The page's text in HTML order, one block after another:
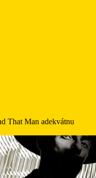
That Man adekvátnu